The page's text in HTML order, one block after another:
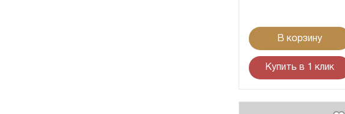
В корзину
Купить в 1 клик